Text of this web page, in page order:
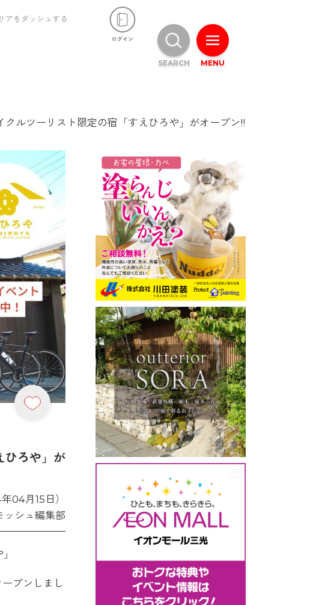
アをダッシュする
ルツーリスト限定の宿「すえひろや」がオープン!!
ひろや」が
04月15日）
ッシュ編集部
プンしまし
MENU
SEARCH